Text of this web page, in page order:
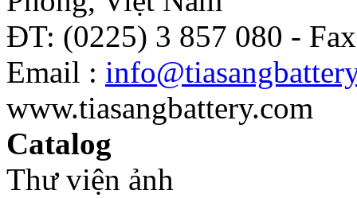
ĐT: (0225) 3 857 080 -
Email :
www.tiasangbattery.com
Catalog
Thư viện ảnh